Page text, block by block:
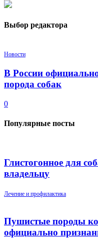
Выбор редактора
Новости
В России
порода собак
0
Популярные посты
Глистогонное для
владельцу
Лечение и профилактика
Пушистые породы
официально